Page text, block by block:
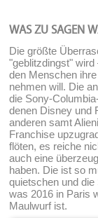
WAS ZU SAGEN
Die größte
"geblitzdingst" wird
den Menschen
nehmen will. Die
die Sony-
denen Disney und
anderen samt
Franchise
flöten, es reiche
auch eine
haben. Die ist so
quietschen und
was 2016 in Paris
Maulwurf ist.